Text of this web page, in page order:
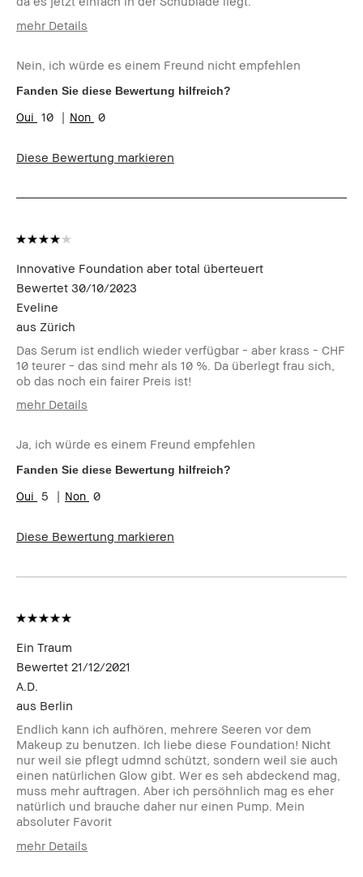
mehr Details
Hauttyp
Normal
Hautton
Hell - Mittel
Nein, ich würde es einem Freund nicht empfehlen
Fanden Sie diese Bewertung hilfreich?
10 0
Diese Bewertung markieren
Innovative Foundation aber total überteuert
Bewertet 30/10/2023
Eveline
aus Zürich
Das Serum ist endlich wieder verfügbar - aber krass - CHF
10 teurer - das sind mehr als 10 %. Da überlegt frau sich,
ob das noch ein fairer Preis ist!
mehr Details
Hauttyp
Normal
Hautton
Hell - Mittel
Hautbedürfnis(se)
Ja, ich würde es einem Freund empfehlen
Fanden Sie diese Bewertung hilfreich?
5 0
Diese Bewertung markieren
Ein Traum
Bewertet 21/12/2021
A.D.
aus Berlin
Endlich kann ich aufhören, mehrere Seeren vor dem
Makeup zu benutzen. Ich liebe diese Foundation! Nicht
nur weil sie pflegt udmnd schützt, sondern weil sie auch
einen natürlichen Glow gibt. Wer es seh abdeckend mag,
muss mehr auftragen. Aber ich persöhnlich mag es eher
natürlich und brauche daher nur einen Pump. Mein
absoluter Favorit
mehr Details